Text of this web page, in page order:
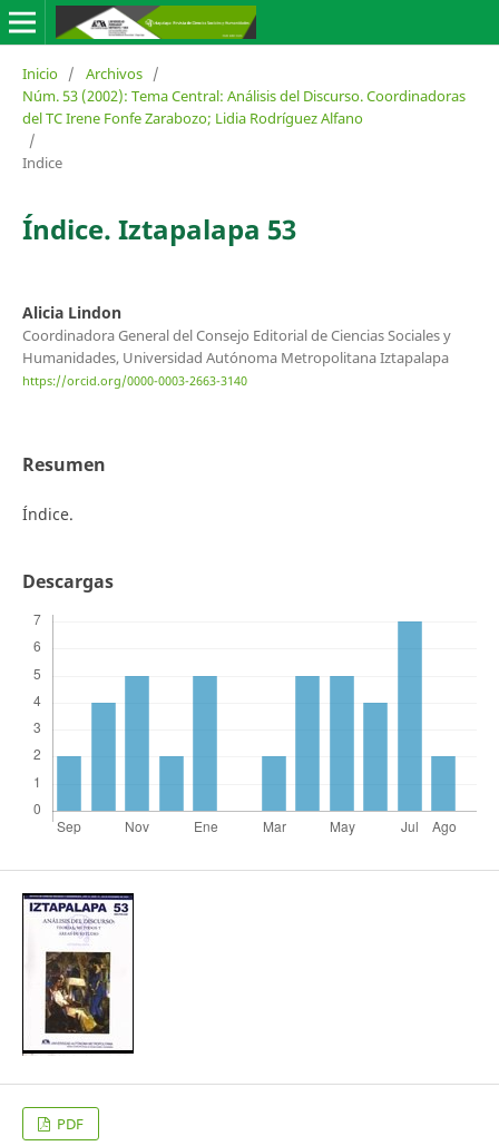
Inicio / Archivos /
Núm. 53 (2002): Tema Central: Análisis del Discurso. Coordinadoras
del TC Irene Fonfe Zarabozo; Lidia Rodríguez Alfano
/
Indice
Índice. Iztapalapa 53
Alicia Lindon
Coordinadora General del Consejo Editorial de Ciencias Sociales y
Humanidades, Universidad Autónoma Metropolitana Iztapalapa
https://orcid.org/0000-0003-2663-3140
Resumen
Índice.
Descargas
PDF